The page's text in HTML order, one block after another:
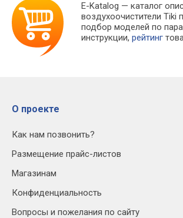
E-Katalog — каталог
воздухоочистители
подбор моделей по
инструкции,рейтинг
О проекте
Как нам позвонить?
Размещение прайс-листов
Магазинам
Конфиденциальность
Вопросы и пожелания по сайту